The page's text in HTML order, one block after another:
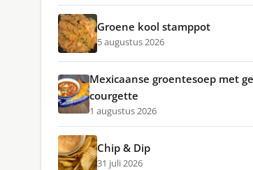
Groene kool stamppot
5 augustus 2026
Mexicaanse groentesoep met
courgette
1 augustus 2026
Chip & Dip
31 juli 2026